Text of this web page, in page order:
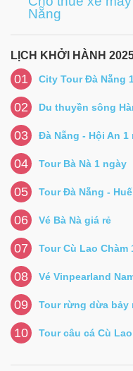
Nẵng
LỊCH KHỞI HÀNH
01 City Tour Đà Nẵng
02 Du thuyền sông
03 Đà Nẵng - Hội An 1
04 Tour Bà Nà 1 ngày
05 Tour Đà Nẵng -
06 Vé Bà Nà giá rẻ
07 Tour Cù Lao Chàm
08 Vé Vinpearland
09 Tour rừng dừa bảy
10 Tour câu cá Cù